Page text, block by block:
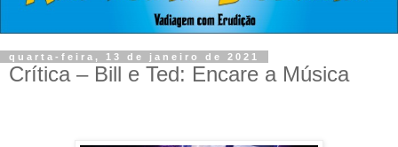
quarta-feira, 13 de janeiro de 2021
Crítica – Bill e Ted: Encare a Música